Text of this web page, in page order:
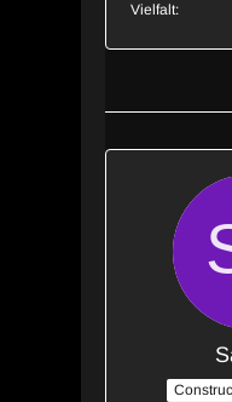
Vielfalt